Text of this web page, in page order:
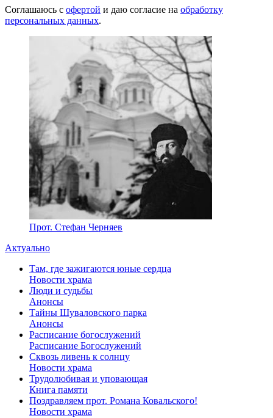
Соглашаюсь с офертой и даю согласие на обработку
персональных данных.
Прот. Стефан Черняев
Актуально
Там, где зажигаются юные сердца
Новости храма
Люди и судьбы
Анонсы
Тайны Шуваловского парка
Анонсы
Расписание богослужений
Расписание Богослужений
Сквозь ливень к солнцу
Новости храма
Трудолюбивая и уповающая
Книга памяти
Поздравляем прот. Романа Ковальского!
Новости храма